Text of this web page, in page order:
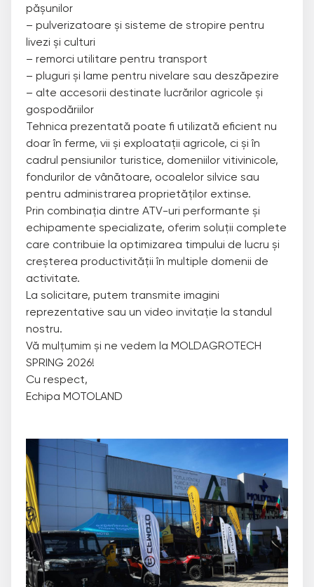
pășunilor
– pulverizatoare și sisteme de stropire pentru
livezi și culturi
– remorci utilitare pentru transport
– pluguri și lame pentru nivelare sau deszăpezire
– alte accesorii destinate lucrărilor agricole și
gospodăriilor
Tehnica prezentată poate fi utilizată eficient nu
doar în ferme, vii și exploatații agricole, ci și în
cadrul pensiunilor turistice, domeniilor vitivinicole,
fondurilor de vânătoare, ocoalelor silvice sau
pentru administrarea proprietăților extinse.
Prin combinația dintre ATV-uri performante și
echipamente specializate, oferim soluții complete
care contribuie la optimizarea timpului de lucru și
creșterea productivității în multiple domenii de
activitate.
La solicitare, putem transmite imagini
reprezentative sau un video invitație la standul
nostru.
Vă mulțumim și ne vedem la MOLDAGROTECH
SPRING 2026!
Cu respect,
Echipa MOTOLAND